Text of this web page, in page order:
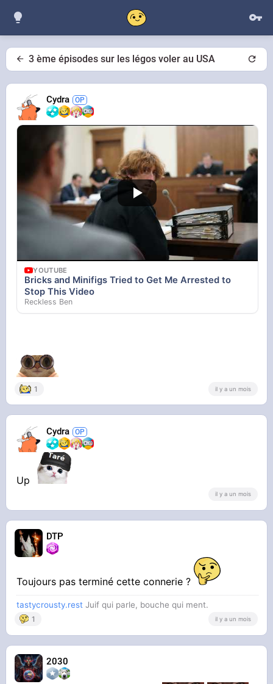
3 ème épisodes sur les légos voler au USA
Cydra
YOUTUBE
Bricks and Minifigs Tried to Get Me Arrested to
Stop This Video
Reckless Ben
1 il y a un mois
Cydra
Up
il y a un mois
DTP
Toujours pas terminé cette connerie ?
tastycrousty.rest Juif qui parle, bouche qui ment.
1 il y a un mois
2030